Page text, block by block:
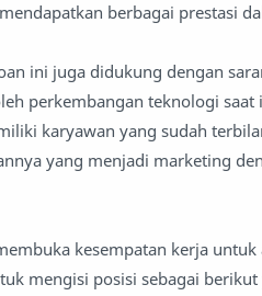
berbagai prestasi
ini juga didukung dengan
perkembangan teknologi saat
karyawan yang sudah
yang menjadi marketing
kesempatan kerja
mengisi posisi sebagai